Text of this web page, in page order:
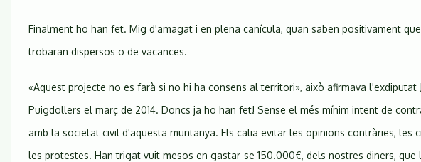
Diagonal,
el
de
febrer
Finalment ho han fet. Mig d'amagat i en plena canícula, quan saben positivament
trobaran dispersos o de vacances.
«Aquest projecte no es farà si no hi ha consens al territori», això afirmava l'exdiputat
Puigdollers el març de 2014. Doncs ja ho han fet! Sense el més mínim intent de
amb la societat civil d'aquesta muntanya. Els calia evitar les opinions contràries, les
les protestes. Han trigat vuit mesos en gastar-se 150.000€, dels nostres diners, que